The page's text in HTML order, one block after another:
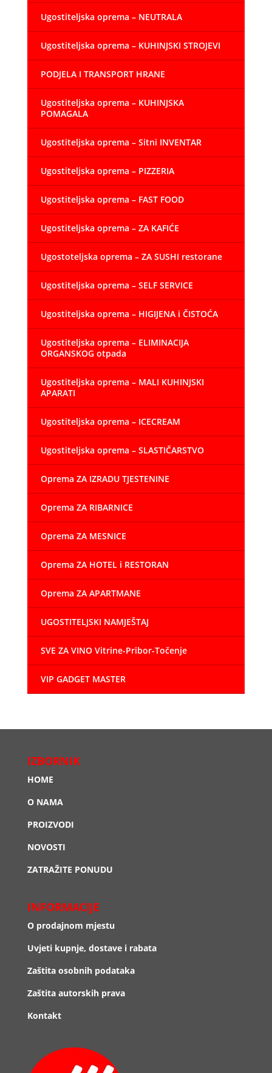
Ugostiteljska oprema – NEUTRALA
Ugostiteljska oprema – KUHINJSKI STROJEVI
PODJELA I TRANSPORT HRANE
Ugostiteljska oprema – KUHINJSKA
POMAGALA
Ugostiteljska oprema – Sitni INVENTAR
Ugostiteljska oprema – PIZZERIA
Ugostiteljska oprema – FAST FOOD
Ugostiteljska oprema – ZA KAFIĆE
Ugostoteljska oprema – ZA SUSHI restorane
Ugostiteljska oprema – SELF SERVICE
Ugostiteljska oprema – HIGIJENA i ČISTOĆA
Ugostiteljska oprema – ELIMINACIJA
ORGANSKOG otpada
Ugostiteljska oprema – MALI KUHINJSKI
APARATI
Ugostiteljska oprema – ICECREAM
Ugostiteljska oprema – SLASTIČARSTVO
Oprema ZA IZRADU TJESTENINE
Oprema ZA RIBARNICE
Oprema ZA MESNICE
Oprema ZA HOTEL i RESTORAN
Oprema ZA APARTMANE
UGOSTITELJSKI NAMJEŠTAJ
SVE ZA VINO Vitrine-Pribor-Točenje
VIP GADGET MASTER
IZBORNIK
HOME
O NAMA
PROIZVODI
NOVOSTI
ZATRAŽITE PONUDU
INFORMACIJE
O prodajnom mjestu
Uvjeti kupnje, dostave i rabata
Zaštita osobnih podataka
Zaštita autorskih prava
Kontakt